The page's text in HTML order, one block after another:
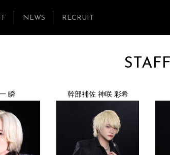
NEWS RECRUIT
STAFF
瞬 幹部補佐 神咲 彩希